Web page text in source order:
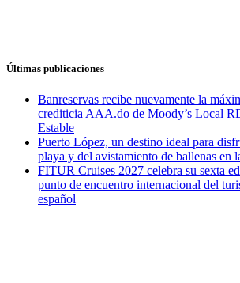
Últimas publicaciones
Banreservas recibe nuevamente la
crediticia AAA.do de Moody’s Local
Estable
Puerto López, un destino ideal para
playa y del avistamiento de ballenas en
FITUR Cruises 2027 celebra su sexta
punto de encuentro internacional del
español